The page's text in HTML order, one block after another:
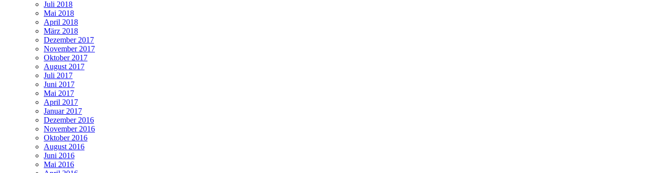
Juli 2018
Mai 2018
April 2018
März 2018
Dezember 2017
November 2017
Oktober 2017
August 2017
Juli 2017
Juni 2017
Mai 2017
April 2017
Januar 2017
Dezember 2016
November 2016
Oktober 2016
August 2016
Juni 2016
Mai 2016